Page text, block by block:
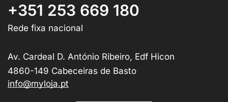
+351 253 669 180
Rede fixa nacional
Av. Cardeal D. António Ribeiro, Edf Hicon
4860-149 Cabeceiras de Basto
info@myloja.pt